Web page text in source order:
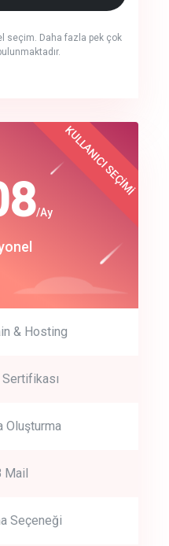
seçim. Daha fazla pek çok
trial no credit card
/Ay
KULLANICI SEÇİMİ
& Hosting
Oluşturma
Mail
Seçeneği
$